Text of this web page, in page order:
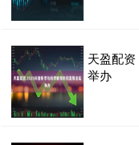
天盈配
举办